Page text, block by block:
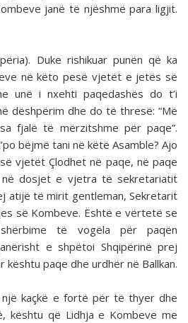
janë të njëshmë para ligjit.
Duke rishikuar punën që ka
në këto pesë vjetët e jetës së
unë i nxehti paqedashës do t’i
dëshpërim dhe do të thresë: “Më
fjalë të mërzitshme për paqe”.
bëjmë tani në këtë Asamble? Ajo
vjetët Çlodhet në paqe, në paqe
dosjet e vjetra të sekretariatit
atijë të mirit gentleman, Sekretarit
së Kombeve. Është e vërtetë se
të vogëla për paqën
e shpëtoi Shqipërinë prej
kështu paqe dhe urdhër në Ballkan.
një kaçkë e fortë për të thyer dhe
kështu që Lidhja e Kombeve me